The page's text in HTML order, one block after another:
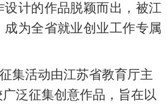
设计的作品脱颖而出，被江
为全省就业创业工作专属
活动由江苏省教育厅主
泛征集创意作品，旨在以